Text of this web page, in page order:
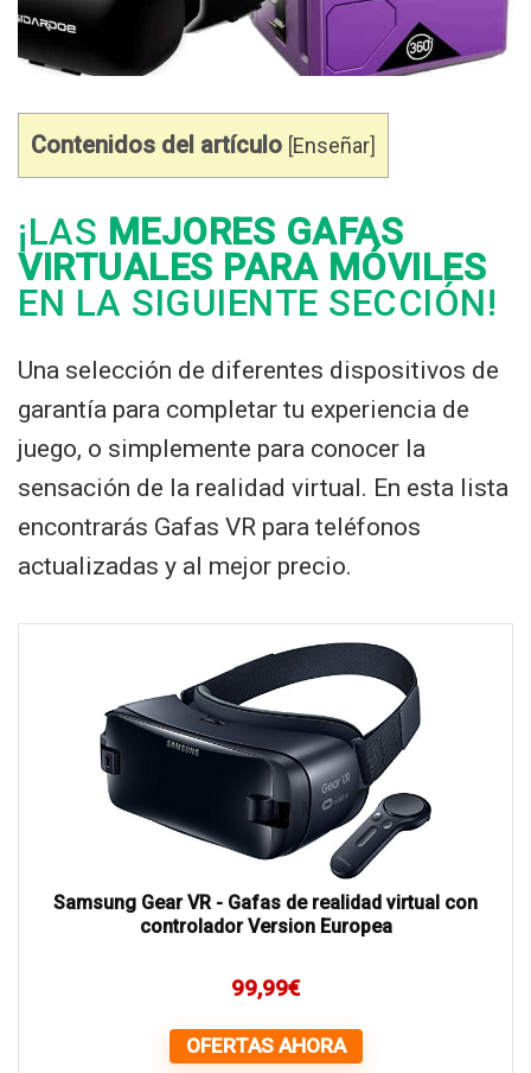
Contenidos del artículo [Enseñar]
¡LAS MEJORES GAFAS
VIRTUALES PARA MÓVILES
EN LA SIGUIENTE SECCIÓN!
Una selección de diferentes dispositivos de
garantía para completar tu experiencia de
juego, o simplemente para conocer la
sensación de la realidad virtual. En esta lista
encontrarás Gafas VR para teléfonos
actualizadas y al mejor precio.
Samsung Gear VR - Gafas de realidad virtual con
controlador Version Europea
99,99€
OFERTAS AHORA